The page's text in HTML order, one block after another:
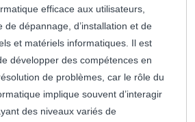
efficace aux utilisateurs,
de dépannage, d’installation et de
et matériels informatiques. Il est
développer des compétences en
de problèmes, car le rôle du
implique souvent d’interagir
des niveaux variés de